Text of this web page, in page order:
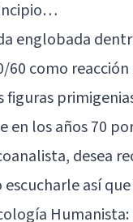
englobada
60 como
figuras
en los años 70
desea
así